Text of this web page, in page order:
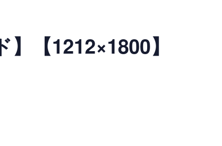
【1212×1800】